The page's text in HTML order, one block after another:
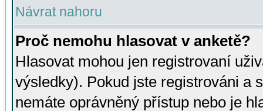
Návrat nahoru
Proč nemohu hlasovat v anketě?
Hlasovat mohou jen registrovaní
výsledky). Pokud jste registrováni a
nemáte oprávněný přístup nebo je